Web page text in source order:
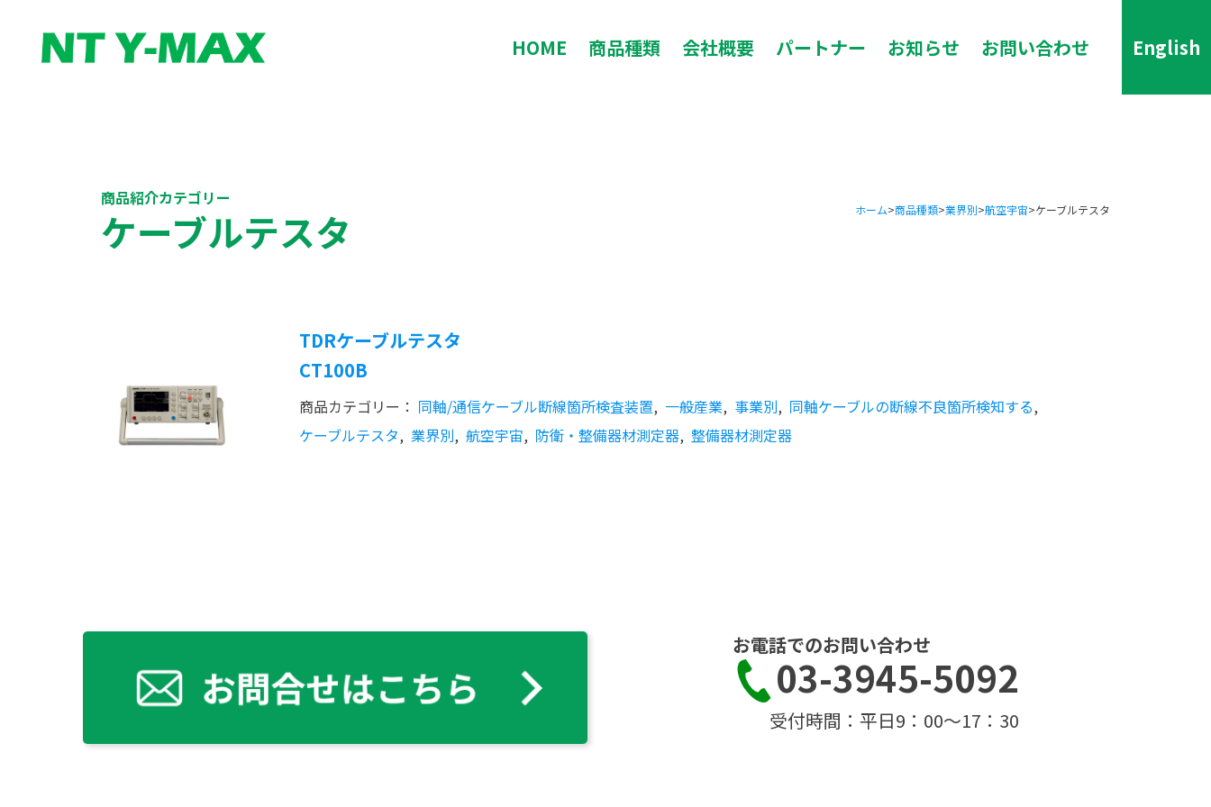
HOME 商品種類 会社概要 パートナー お知らせ お問い合わせ English
商品紹介カテゴリー
ケーブルテスタ ホーム>商品種類>業界別>航空宇宙>ケーブルテスタ
TDRケーブルテスタ
CT100B
商品カテゴリー： 同軸/通信ケーブル断線箇所検査装置, 一般産業, 事業別, 同軸ケーブルの断線不良箇所検知する,
ケーブルテスタ, 業界別, 航空宇宙, 防衛・整備器材測定器, 整備器材測定器
お電話でのお問い合わせ
03-3945-5092
受付時間：平日9：00～17：30